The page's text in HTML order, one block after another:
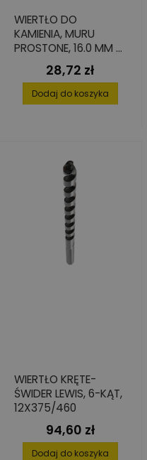
WIERTŁO DO
KAMIENIA, MURU
PROSTONE, 16.0 MM X
90 MM X 150 MM
Cena
28,72 zł
Dodaj do koszyka
WIERTŁO KRĘTE-
ŚWIDER LEWIS, 6-KĄT,
12X375/460
Cena
94,60 zł
Dodaj do koszyka